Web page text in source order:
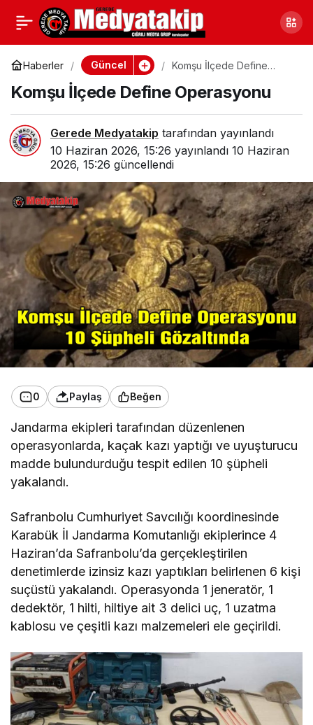
Haberler Güncel
Komşu İlçede Define
Komşu İlçede Define Operasyonu
Gerede Medyatakip tarafından yayınlandı
10 Haziran 2026, 15:26 yayınlandı 10 Haziran
2026, 15:26 güncellendi
0 Paylaş Beğen
Jandarma ekipleri tarafından düzenlenen
operasyonlarda, kaçak kazı yaptığı ve uyuşturucu
madde bulundurduğu tespit edilen 10 şüpheli
yakalandı.
Safranbolu Cumhuriyet Savcılığı koordinesinde
Karabük İl Jandarma Komutanlığı ekiplerince 4
Haziran’da Safranbolu’da gerçekleştirilen
denetimlerde izinsiz kazı yaptıkları belirlenen 6 kişi
suçüstü yakalandı. Operasyonda 1 jeneratör, 1
dedektör, 1 hilti, hiltiye ait 3 delici uç, 1 uzatma
kablosu ve çeşitli kazı malzemeleri ele geçirildi.
Bolu’da Terzide Ücret
Tartışması Kavgaya
Dönüştü
Paylaş